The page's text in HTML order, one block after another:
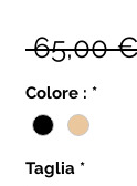
65,00
Colore : *
Taglia *